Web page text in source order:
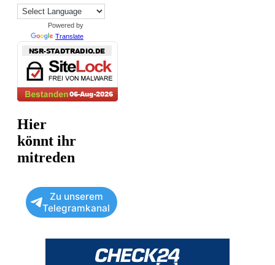
Powered by
Translate
Hier
könnt ihr
mitreden
Zu unserem
Telegramkanal